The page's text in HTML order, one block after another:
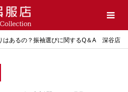
はあるの？振袖選びに関するQ＆A 深谷店